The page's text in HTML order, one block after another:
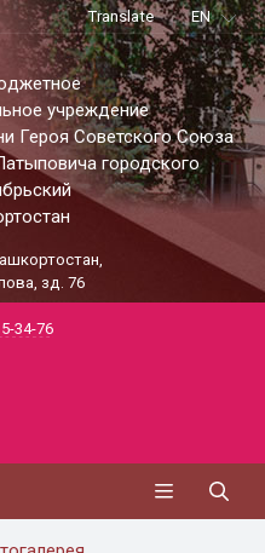
Translate EN
учреждение
Героя Советского Союза
городского
зд. 76
34-76